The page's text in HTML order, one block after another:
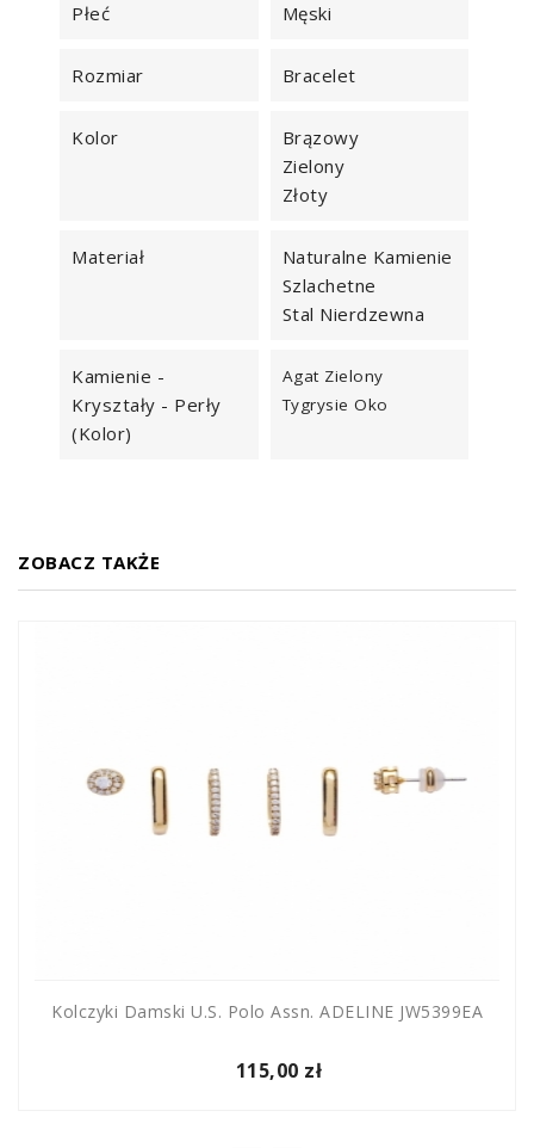
Płeć Męski
Rozmiar Bracelet
Kolor
Brązowy
Zielony
Złoty
Materiał
Naturalne Kamienie
Szlachetne
Stal Nierdzewna
Kamienie -
Kryształy - Perły
(kolor)
Agat Zielony
Tygrysie Oko
ZOBACZ TAKŻE
Kolczyki Damski U.S. Polo Assn. ADELINE JW5399EA
115,00 zł